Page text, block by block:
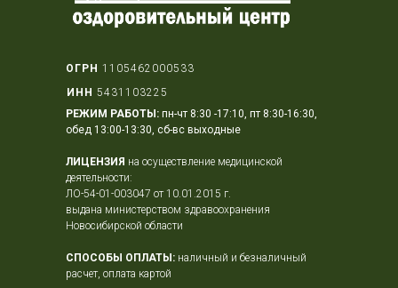
ОГРН 1105462000533
РЕЖИМ РАБОТЫ: пн-чт 8:30 -17:10, пт 8:30-16:30,
обед 13:00-13:30, сб-вс выходные
ЛИЦЕНЗИЯ на осуществление медицинской
деятельности:
ЛО-54-01-003047 от 10.01.2015 г.
выдана министерством здравоохранения
Новосибирской области
СПОСОБЫ ОПЛАТЫ: наличный и безналичный
расчет, оплата картой
ИНН 5431103225